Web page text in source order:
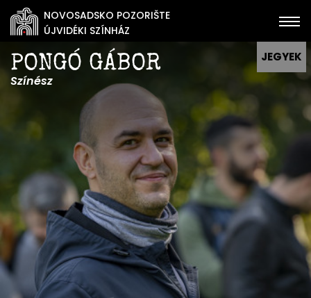
NOVOSADSKO POZORIŠTE
ÚJVIDÉKI SZÍNHÁZ
JEGYEK
PONGÓ GÁBOR
Színész